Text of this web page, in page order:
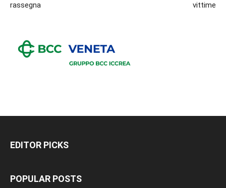
rassegna
vittime
EDITOR PICKS
POPULAR POSTS